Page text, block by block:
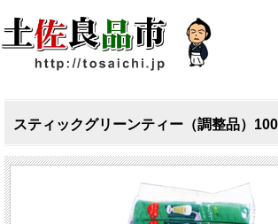
スティックグリーンティー（調整品）